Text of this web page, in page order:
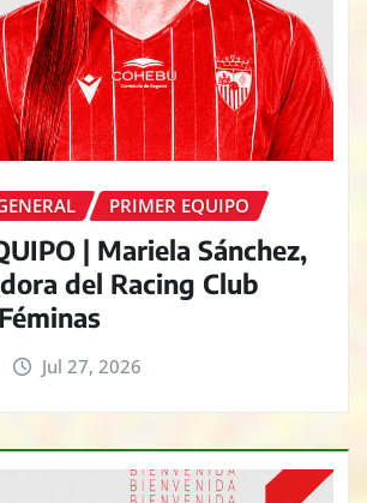
PRIMER EQUIPO
| Mariela Sánchez,
del Racing Club
Jul 27, 2026